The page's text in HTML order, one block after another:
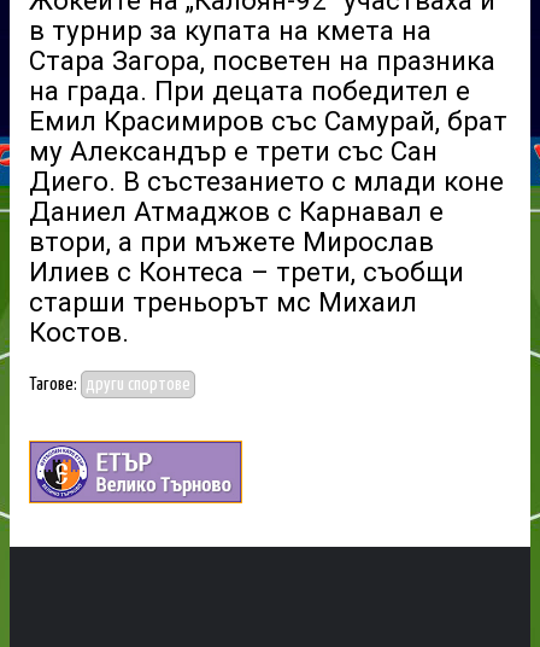
в турнир за купата на кмета на
Стара Загора, посветен на празника
на града. При децата победител е
Емил Красимиров със Самурай, брат
му Александър е трети със Сан
Диего. В състезанието с млади коне
Даниел Атмаджов с Карнавал е
втори, а при мъжете Мирослав
Илиев с Контеса – трети, съобщи
старши треньорът мс Михаил
Костов.
Тагове: други спортове